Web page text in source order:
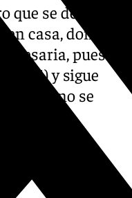
se decantó
casa, donde
puesto
(2-1) y sigue
que no se